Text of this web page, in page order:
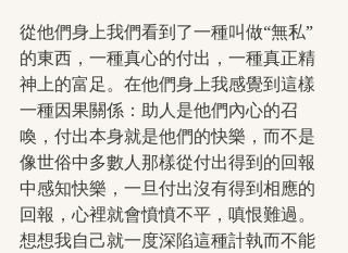
從他們身上我們看到了一種叫做“無私”
的東西，一種真心的付出，一種真正精
神上的富足。在他們身上我感覺到這樣
一種因果關係：助人是他們內心的召
喚，付出本身就是他們的快樂，而不是
像世俗中多數人那樣從付出得到的回報
中感知快樂，一旦付出沒有得到相應的
回報，心裡就會憤憤不平，嗔恨難過。
想想我自己就一度深陷這種計執而不能